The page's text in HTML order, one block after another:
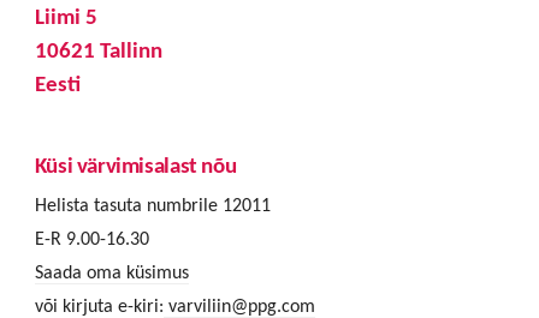
Liimi 5
10621 Tallinn
Eesti
Küsi värvimisalast nõu
Helista tasuta numbrile 12011
E-R 9.00-16.30
Saada oma küsimus
või kirjuta e-kiri: varviliin@ppg.com